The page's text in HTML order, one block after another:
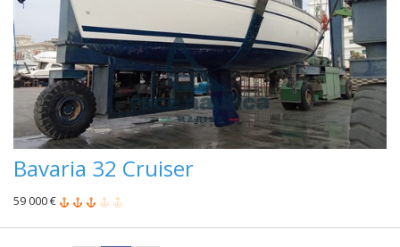
Bavaria 32 Cruiser
59 000 €